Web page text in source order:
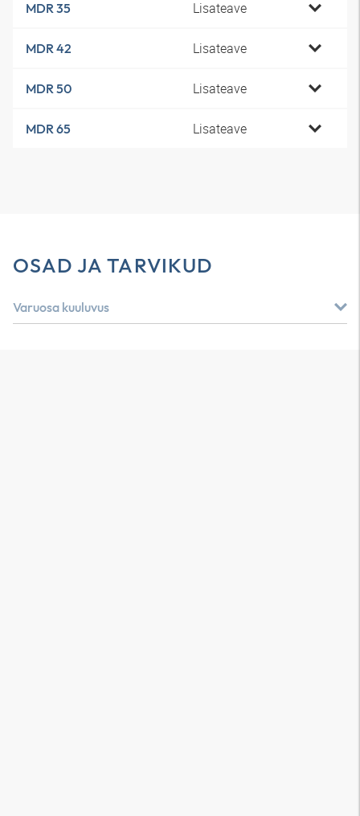
MDR 35 Lisateave
MDR 42 Lisateave
MDR 50 Lisateave
MDR 65 Lisateave
OSAD JA TARVIKUD
Varuosa kuuluvus